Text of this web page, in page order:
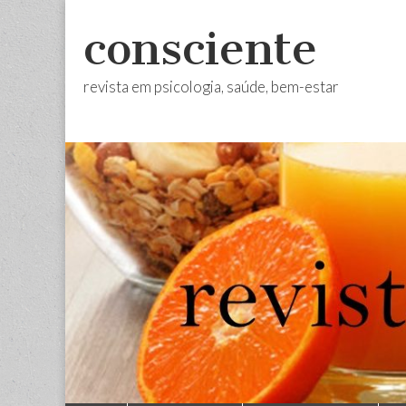
consciente
revista em psicologia, saúde, bem-estar